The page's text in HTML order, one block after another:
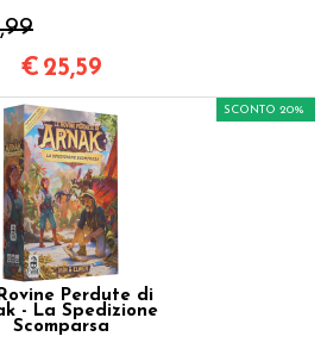
€ 25,59
Perdute di
- La Spedizione
Scomparsa
SCONTO 20%